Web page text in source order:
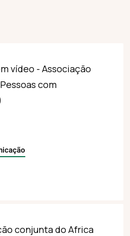
vídeo - Associação
com
conjunta do Africa